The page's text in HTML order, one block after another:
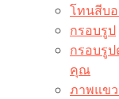
โทนสีบ
กรอบรูป
กรอบรูป
คุณ
ภาพแขว